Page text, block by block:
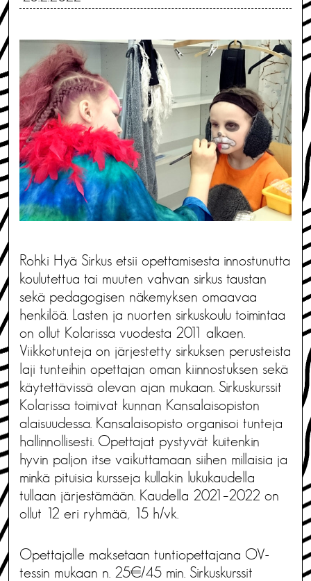
Rohki Hyä Sirkus etsii opettamisesta innostunutta
koulutettua tai muuten vahvan sirkus taustan
sekä pedagogisen näkemyksen omaavaa
henkilöä. Lasten ja nuorten sirkuskoulu toimintaa
on ollut Kolarissa vuodesta 2011 alkaen.
Viikkotunteja on järjestetty sirkuksen perusteista
laji tunteihin opettajan oman kiinnostuksen sekä
käytettävissä olevan ajan mukaan. Sirkuskurssit
Kolarissa toimivat kunnan Kansalaisopiston
alaisuudessa. Kansalaisopisto organisoi tunteja
hallinnollisesti. Opettajat pystyvät kuitenkin
hyvin paljon itse vaikuttamaan siihen millaisia ja
minkä pituisia kursseja kullakin lukukaudella
tullaan järjestämään. Kaudella 2021–2022 on
ollut 12 eri ryhmää, 15 h/vk.
Opettajalle maksetaan tuntiopettajana OV-
tessin mukaan n. 25€/45 min. Sirkuskurssit